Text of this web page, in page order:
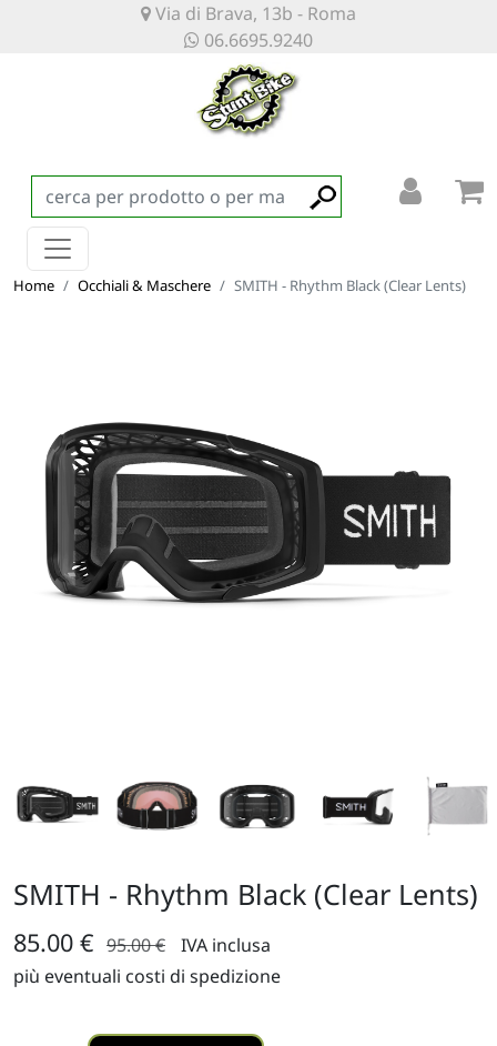
Via di Brava, 13b - Roma
06.6695.9240
Home Occhiali & Maschere SMITH - Rhythm Black (Clear Lents)
SMITH - Rhythm Black (Clear Lents)
85.00 € 95.00 €
IVA inclusa
più eventuali costi di spedizione